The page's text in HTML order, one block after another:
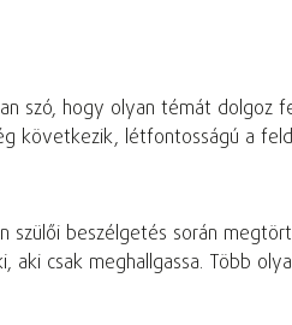
szó, hogy olyan témát dolgoz
következik, létfontosságú a
szülői beszélgetés során
csak meghallgassa. Több